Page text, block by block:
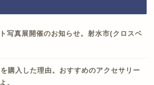
写真展開催のお知らせ。射水市(クロスベ
購入した理由。おすすめのアクセサリー
。